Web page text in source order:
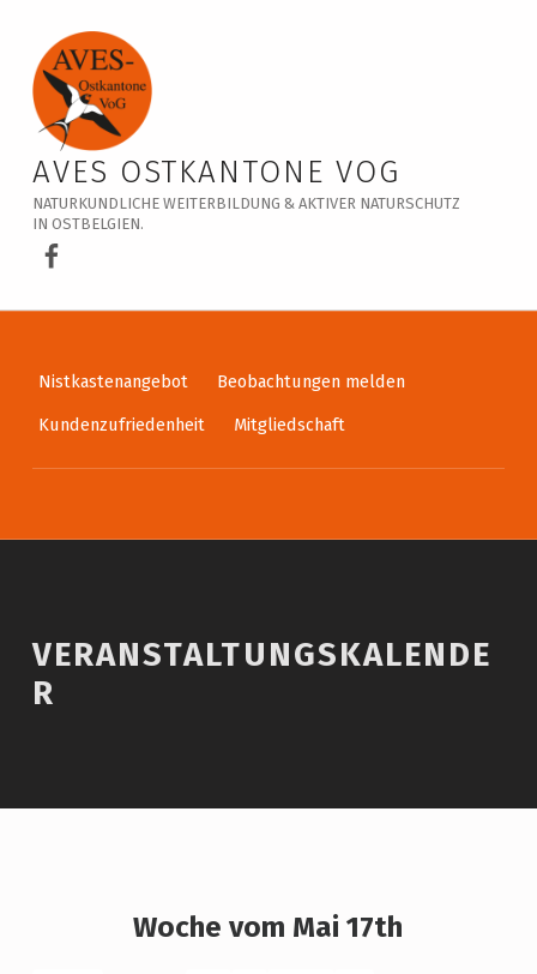
Veranstaltungskalender – AVES Ostkantone VoG
AVES OSTKANTONE VOG
NATURKUNDLICHE WEITERBILDUNG & AKTIVER NATURSCHUTZ
IN OSTBELGIEN.
AVES Ostkantone bei Facebook
Nistkastenangebot
Beobachtungen melden
Kundenzufriedenheit
Mitgliedschaft
VERANSTALTUNGSKALENDE
R
Woche vom Mai 17th